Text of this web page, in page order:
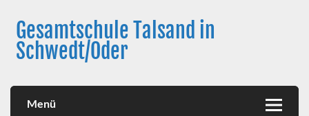
contentGesamtschule Talsand in
Schwedt/Oder
Menü